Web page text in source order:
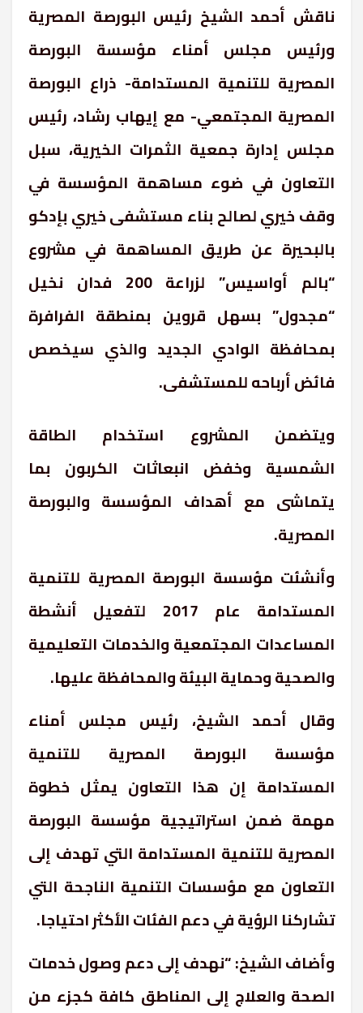
ناقش أحمد الشيخ رئيس البورصة المصرية
ورئيس مجلس أمناء مؤسسة البورصة
المصرية للتنمية المستدامة- ذراع البورصة
المصرية المجتمعي- مع إيهاب رشاد، رئيس
مجلس إدارة جمعية الثمرات الخيرية، سبل
التعاون في ضوء مساهمة المؤسسة في
وقف خيري لصالح بناء مستشفى خيري بإدكو
بالبحيرة عن طريق المساهمة في مشروع
“بالم أواسيس” لزراعة 200 فدان نخيل
“مجدول” بسهل قروين بمنطقة الفرافرة
بمحافظة الوادي الجديد والذي سيخصص
فائض أرباحه للمستشفى.
ويتضمن المشروع استخدام الطاقة
الشمسية وخفض انبعاثات الكربون بما
يتماشى مع أهداف المؤسسة والبورصة
المصرية.
وأنشئت مؤسسة البورصة المصرية للتنمية
المستدامة عام 2017 لتفعيل أنشطة
المساعدات المجتمعية والخدمات التعليمية
والصحية وحماية البيئة والمحافظة عليها.
وقال أحمد الشيخ، رئيس مجلس أمناء
مؤسسة البورصة المصرية للتنمية
المستدامة إن هذا التعاون يمثل خطوة
مهمة ضمن استراتيجية مؤسسة البورصة
المصرية للتنمية المستدامة التي تهدف إلى
التعاون مع مؤسسات التنمية الناجحة التي
تشاركنا الرؤية في دعم الفئات الأكثر احتياجا.
وأضاف الشيخ: “نهدف إلى دعم وصول خدمات
الصحة والعلاج إلى المناطق كافة كجزء من